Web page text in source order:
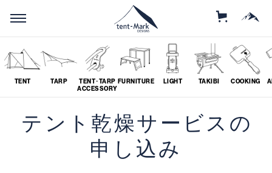
STORE
MOUNTAIN
TENT
TARP
TENT･TARP
ACCESSORY
FURNITURE LIGHT TAKIBI COOKING
SEARCH
テント乾燥サービスの
申し込み